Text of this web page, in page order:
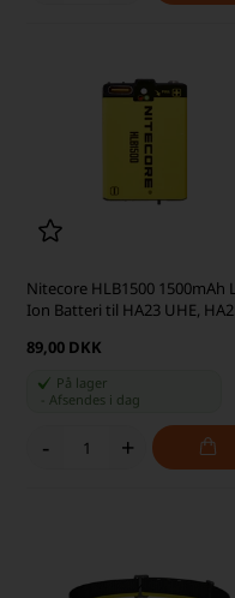
Nitecore HLB1500 1500mAh
Ion Batteri til HA23 UHE,
89,00 DKK
På lager
-Afsendes i dag
- +